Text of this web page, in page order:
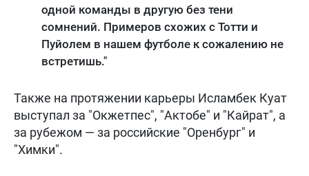
одной команды в другую без тени
сомнений. Примеров схожих с Тотти и
Пуйолем в нашем футболе к сожалению не
встретишь."
Также на протяжении карьеры Исламбек Куат
выступал за "Окжетпес", "Актобе" и "Кайрат", а
за рубежом — за российские "Оренбург" и
"Химки".